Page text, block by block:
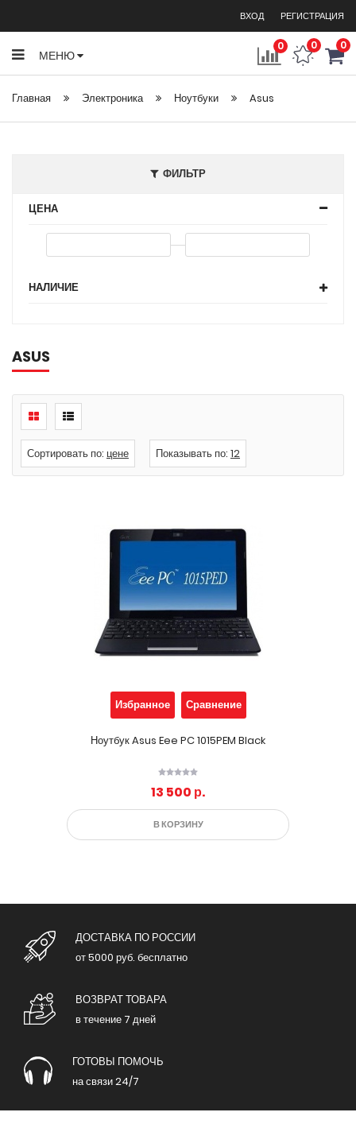
ВХОД РЕГИСТРАЦИЯ
0 0 0
МЕНЮ
Главная Электроника Ноутбуки Asus
ФИЛЬТР
ЦЕНА
НАЛИЧИЕ
ASUS
Сортировать по: цене Показывать по: 12
Избранное Сравнение
Ноутбук Asus Eee PC 1015PEM Black
13 500 р.
В КОРЗИНУ
ДОСТАВКА ПО РОССИИ
от 5000 руб. бесплатно
ВОЗВРАТ ТОВАРА
в течение 7 дней
ГОТОВЫ ПОМОЧЬ
на связи 24/7